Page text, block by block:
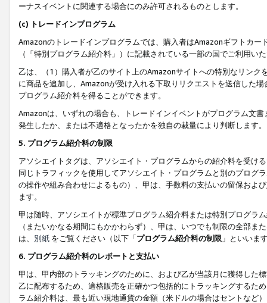
ーナスイベントに関連する場合にのみ許可されるものとします。
(c) トレードインプログラム
Amazonのトレードインプログラムでは、購入者はAmazonギフトカ
（「特別プログラム紹介料」）に記載されている一部の国でご利用い
乙は、（1）購入者が乙のサイト上のAmazonサイトへの特別なリン
に商品を追加し、Amazonが受け入れる下取りリクエストを送信した
プログラム紹介料を得ることができます。
Amazonは、いずれの場合も、トレードインイベントがプログラム文
発生したか、または不適格となったかを独自の裁量により判断します。
5. プログラム紹介料の制限
アソシエイトタグは、アソシエイト・プログラムからの紹介料を受け
同じトラフィックを使用してアソシエイト・プログラムと別のプログ
の操作や組み合わせによるもの）、甲は、手数料の支払いの留保およ
ます。
甲は随時、アソシエイトが標準プログラム紹介料または特別プログラ
（またいかなる期間にもかかわらず）、甲は、いつでも制限の全部
は、 別紙 をご覧ください（以下「プログラム紹介料の制限 」といいま
6. プログラム紹介料のレポートと支払い
甲は、甲内部のトラッキングのために、および乙が当該月に獲得した
乙に配布するため、適格販売を正確かつ包括的にトラッキングするた
ラム紹介料は、最も近い現地通貨の金額（米ドルの場合はセントなど